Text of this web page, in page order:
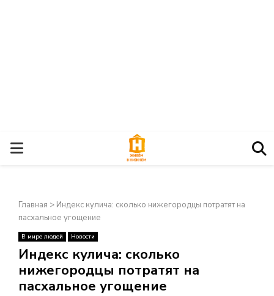
О
Н
О
В
Главная > Индекс кулича: сколько нижегородцы потратят на
пасхальное угощение
В мире людей Новости
Индекс кулича: сколько
нижегородцы потратят на
пасхальное угощение